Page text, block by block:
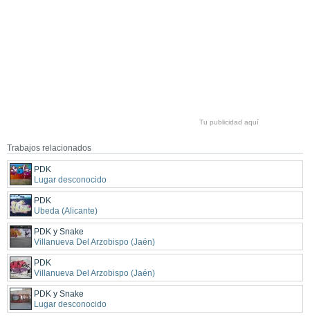
Tu publicidad aquí
Trabajos relacionados
PDK
Lugar desconocido
PDK
Ubeda (Alicante)
PDK y Snake
Villanueva Del Arzobispo (Jaén)
PDK
Villanueva Del Arzobispo (Jaén)
PDK y Snake
Lugar desconocido